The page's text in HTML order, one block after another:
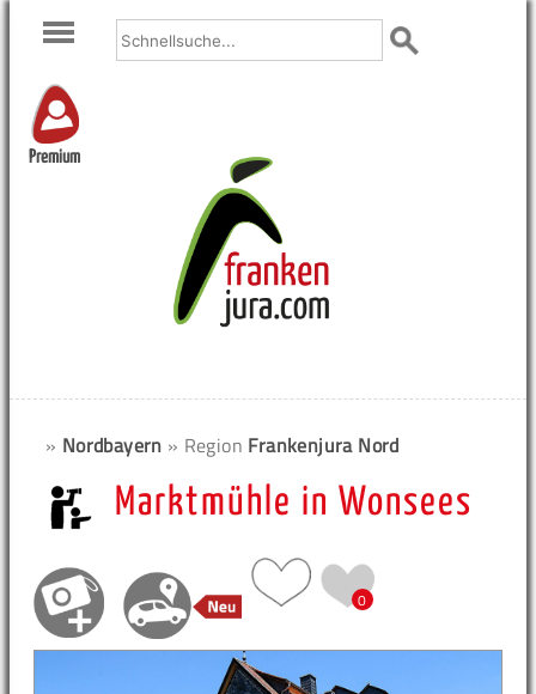
Premium
» Nordbayern » Region Frankenjura Nord
Marktmühle in Wonsees
0